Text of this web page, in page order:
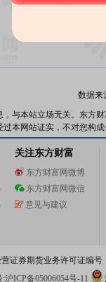
数据来
与本站立场无关。东方
本网站证实，不对您构
关注东方财富
东方财富网微博
东方财富网微信
意见与建议
证券期货业务许可证编号
沪ICP备05006054号-11